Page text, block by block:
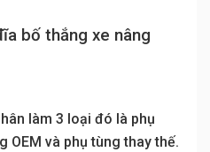
bố thắng xe nâng
làm 3 loại đó là phụ
OEM và phụ tùng thay thế.